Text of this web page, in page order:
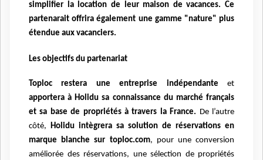
simplifier la location de leur maison de vacances. Ce
partenarait offrira également une gamme "nature" plus
étendue aux vacanciers.
Les objectifs du partenariat
Toploc restera une entreprise indépendante et
apportera à Holidu sa connaissance du marché français
et sa base de propriétés à travers la France. De l’autre
côté, Holidu intègrera sa solution de réservations en
marque blanche sur toploc.com, pour une conversion
améliorée des réservations, une sélection de propriétés